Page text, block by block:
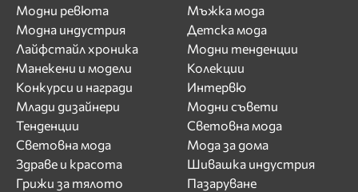
Модни ревюта
Модна индустрия
Лайфстайл хроника
Манекени и модели
Конкурси и награди
Млади дизайнери
Тенденции
Световна мода
Здраве и красота
Грижи за тялото
Мъжка мода
Детска мода
Модни тенденции
Колекции
Интервю
Модни съвети
Световна мода
Мода за дома
Шивашка индустрия
Пазаруване